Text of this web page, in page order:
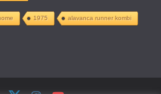
1975 alavanca runner kombi